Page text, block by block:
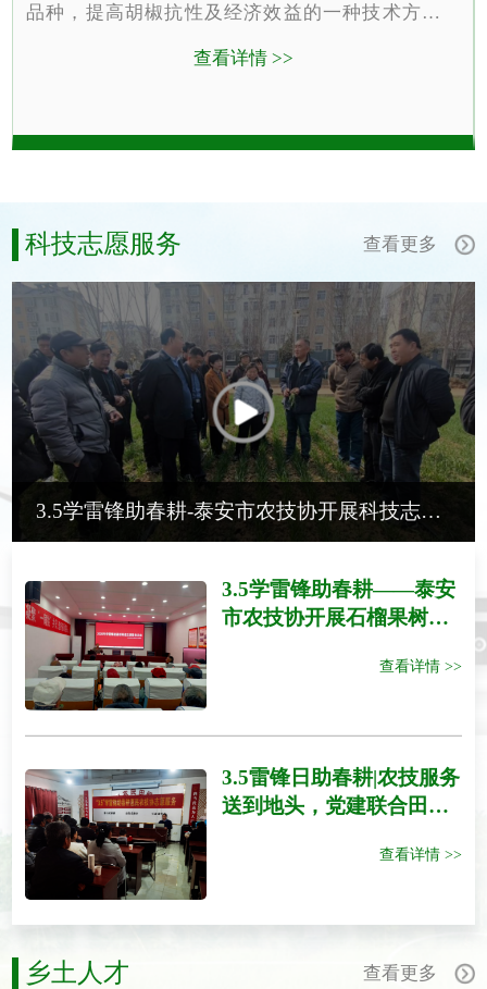
品种，提高胡椒抗性及经济效益的一种技术方
查看详情 >>
科技志愿服务 查看更多
3.5学雷锋助春耕-泰安市农技协开展科技志愿服务 送技下乡护航小麦春季生产
3.5学雷锋助春耕——泰安
市农技协开展石榴果树春
查看详情 >>
3.5雷锋日助春耕|农技服务
送到地头，党建联合田间
山板栗高质量发展查看详情 >>
乡土人才 查看更多